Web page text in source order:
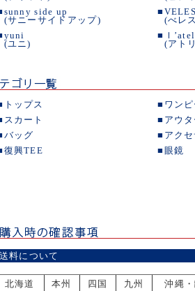
sunny side up
(サニーサイドアップ)
■ VELES
(べレ
yuni
(ユニ)
■ ｌ
(アト
トップス ■ ワン
スカート ■ アウタ
バッグ ■ アク
復興TEE ■ 眼鏡
料について
北海道 本州 四国 九州
沖縄